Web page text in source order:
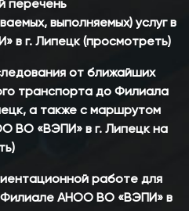
перечень
выполняемых) услуг в
в г. Липецк (просмотреть)
от ближайших
транспорта до Филиала
а также с маршрутом
ВО «ВЭПИ» в г. Липецк на
работе для
Филиале АНОО ВО «ВЭПИ» в